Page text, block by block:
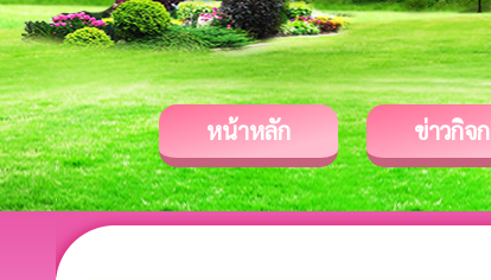
หน้าหลัก ข่าวกิจ